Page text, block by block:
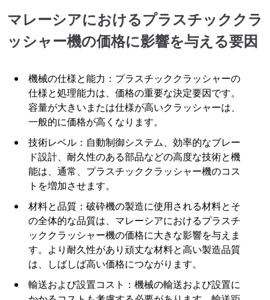
マレーシアにおけるプラスチッククラ
ッシャー機の価格に影響を与える要因
機械の仕様と能力：プラスチッククラッシャーの
仕様と処理能力は、価格の重要な決定要因です。
容量が大きいまたは仕様が高いクラッシャーは、
一般的に価格が高くなります。
技術レベル：自動制御システム、効率的なブレー
ド設計、耐久性のある部品などの高度な技術と機
能は、通常、プラスチッククラッシャー機のコス
トを増加させます。
材料と品質：破砕機の製造に使用される材料とそ
の全体的な品質は、マレーシアにおけるプラスチ
ッククラッシャー機の価格に大きな影響を与えま
す。より耐久性があり頑丈な材料と高い製造品質
は、しばしば高い価格につながります。
輸送および設置コスト：機械の輸送および設置に